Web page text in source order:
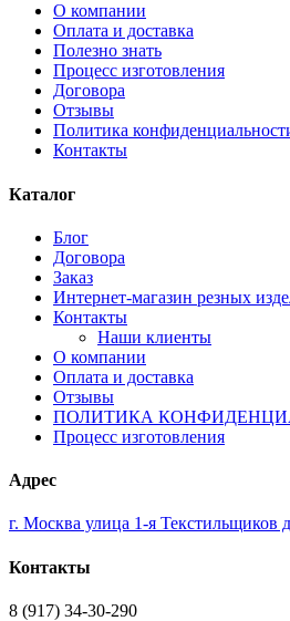
О компании
Оплата и доставка
Полезно знать
Процесс изготовления
Договора
Отзывы
Политика
Контакты
Каталог
Блог
Договора
Заказ
Интернет-магазин резных
Контакты
Наши клиенты
О компании
Оплата и доставка
Отзывы
ПОЛИТИКА
Процесс изготовления
Адрес
г. Москва улица 1-я Текстильщиков
Контакты
8 (917) 34-30-290